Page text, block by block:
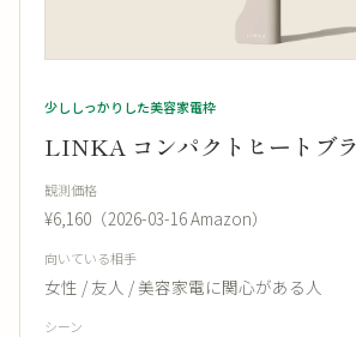
少ししっかりした美容家電枠
LINKA コンパクトヒートブ
観測価格
¥6,160（2026-03-16 Amazon）
向いている相手
女性 / 友人 / 美容家電に関心がある人
シーン